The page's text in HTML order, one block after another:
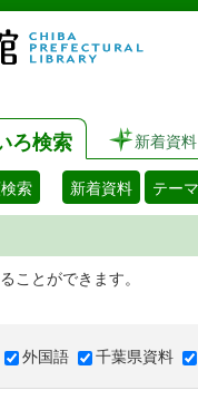
ろ検索 新着資料
索 新着資料 テー
ことができます。
外国語 千葉県資料